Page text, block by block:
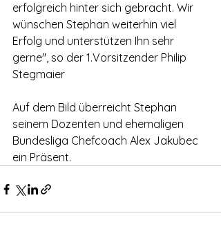
erfolgreich hinter sich gebracht. Wir
wünschen Stephan weiterhin viel
Erfolg und unterstützen Ihn sehr
gerne", so der 1.Vorsitzender Philip
Stegmaier
Auf dem Bild überreicht Stephan
seinem Dozenten und ehemaligen
Bundesliga Chefcoach Alex Jakubec
ein Präsent.